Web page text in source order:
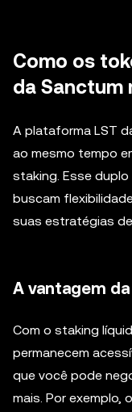
Como os
da Sanctum
A plataforma LST
ao mesmo tempo
staking. Esse
buscam
suas estratégias
A vantagem
Com o staking
permanecem
que você pode
mais. Por exemplo,